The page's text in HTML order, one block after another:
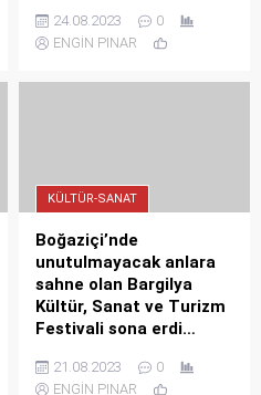
Türkiye’nin ilk pantomim
sanatçısı Erdinç Dinçer için
anma programı düzenledi.
24.08.2023
0
ENGİN PINAR
KÜLTÜR-SANAT
Boğaziçi’nde
unutulmayacak anlara
sahne olan Bargilya
Kültür, Sanat ve Turizm
Festivali sona erdi…
Mahallesi’nde büyük bir
21.08.2023
0
ENGİN PINAR